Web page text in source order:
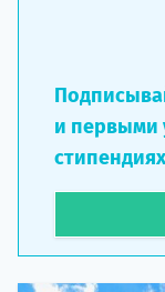
и первыми